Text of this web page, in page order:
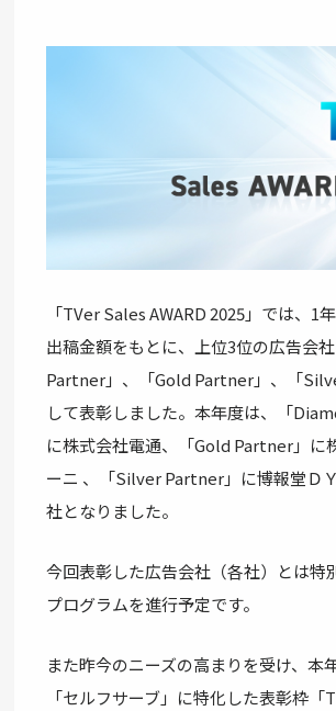
「TVer Sales AWARD 2025」では、1
出稿金額をもとに、上位3位の広告会
Partner」、「Gold Partner」、「
して表彰しました。本年度は、「
に株式会社電通、「Gold Partner」に
ーニ 、「Silver Partner」に博報堂Ｄ
社となりました。
今回表彰した広告会社（各社）とは特
プログラムを進行予定です。
また昨今のニーズの高まりを受け、本
「セルフサーブ」に特化した表彰枠「